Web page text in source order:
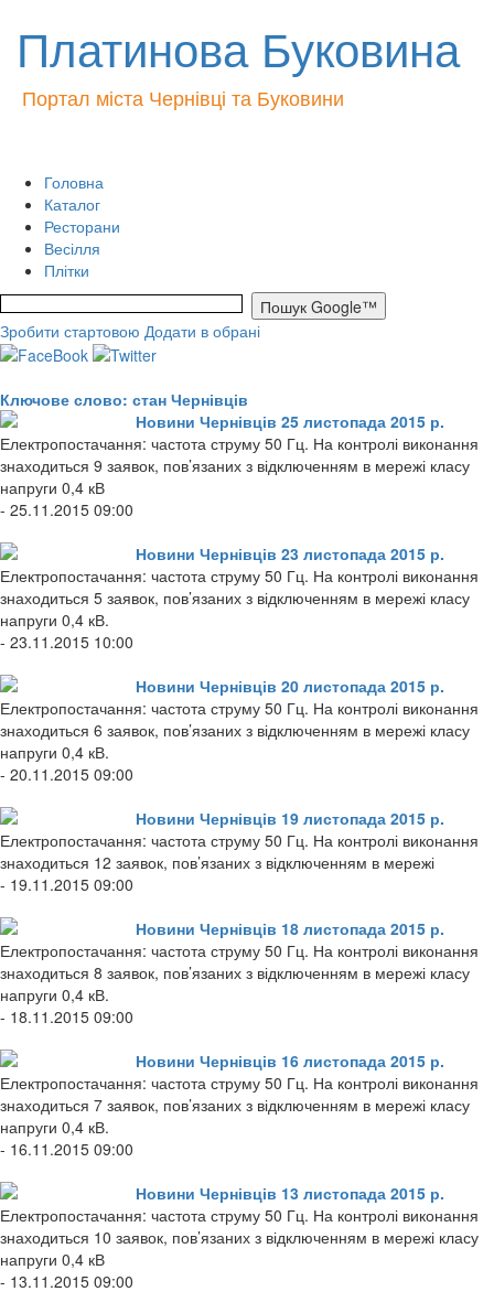
Платинова Буковина
Портал міста Чернівці та Буковини
Головна
Каталог
Ресторани
Весілля
Плітки
Зробити стартовою Додати в обрані
Ключове слово: стан Чернівців
Новини Чернівців 25 листопада 2015 р.
Електропостачання: частота струму 50 Гц. На контролі виконання
знаходиться 9 заявок, пов’язаних з відключенням в мережі класу
напруги 0,4 кВ
- 25.11.2015 09:00
Новини Чернівців 23 листопада 2015 р.
Електропостачання: частота струму 50 Гц. На контролі виконання
знаходиться 5 заявок, пов’язаних з відключенням в мережі класу
напруги 0,4 кВ.
- 23.11.2015 10:00
Новини Чернівців 20 листопада 2015 р.
Електропостачання: частота струму 50 Гц. На контролі виконання
знаходиться 6 заявок, пов’язаних з відключенням в мережі класу
напруги 0,4 кВ.
- 20.11.2015 09:00
Новини Чернівців 19 листопада 2015 р.
Електропостачання: частота струму 50 Гц. На контролі виконання
знаходиться 12 заявок, пов’язаних з відключенням в мережі
- 19.11.2015 09:00
Новини Чернівців 18 листопада 2015 р.
Електропостачання: частота струму 50 Гц. На контролі виконання
знаходиться 8 заявок, пов’язаних з відключенням в мережі класу
напруги 0,4 кВ.
- 18.11.2015 09:00
Новини Чернівців 16 листопада 2015 р.
Електропостачання: частота струму 50 Гц. На контролі виконання
знаходиться 7 заявок, пов’язаних з відключенням в мережі класу
напруги 0,4 кВ.
- 16.11.2015 09:00
Новини Чернівців 13 листопада 2015 р.
Електропостачання: частота струму 50 Гц. На контролі виконання
знаходиться 10 заявок, пов’язаних з відключенням в мережі класу
напруги 0,4 кВ
- 13.11.2015 09:00